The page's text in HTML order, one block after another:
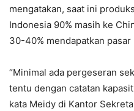
mengatakan, saat ini
Indonesia 90% masih ke
30-40% mendapatkan pasar
“Minimal ada pergeseran
tentu dengan catatan
kata Meidy di Kantor